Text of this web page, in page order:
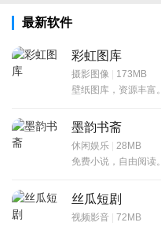
最新软件
彩虹图库
摄影图像 | 173MB
壁纸图库，资源丰富。
墨韵书斋
休闲娱乐 | 28MB
免费小说，自由阅读。
丝瓜短剧
视频影音 | 72MB